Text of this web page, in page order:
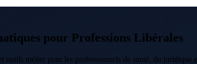
pour Professions Libérales
outils métier pour les professionnels de santé, du juridique